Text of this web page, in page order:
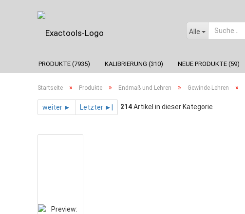
Alle
PRODUKTE (7935) KALIBRIERUNG (310) NEUE PRODUKTE (59)
Startseite » Produkte » Endmaß und Lehren » Gewinde-Lehren »
weiter ► Letzter ►| 214Artikel in dieser Kategorie